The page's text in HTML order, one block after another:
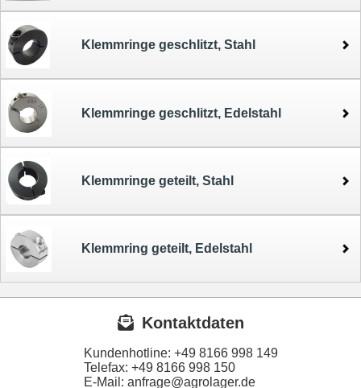
Klemmringe geschlitzt, Stahl
Klemmringe geschlitzt, Edelstahl
Klemmringe geteilt, Stahl
Klemmring geteilt, Edelstahl
Kontaktdaten
Kundenhotline: +49 8166 998 149
Telefax: +49 8166 998 150
E-Mail: anfrage@agrolager.de